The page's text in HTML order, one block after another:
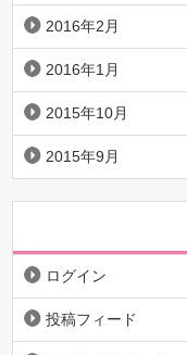
2016年2月
2016年1月
2015年10月
2015年9月
ログイン
投稿フィード